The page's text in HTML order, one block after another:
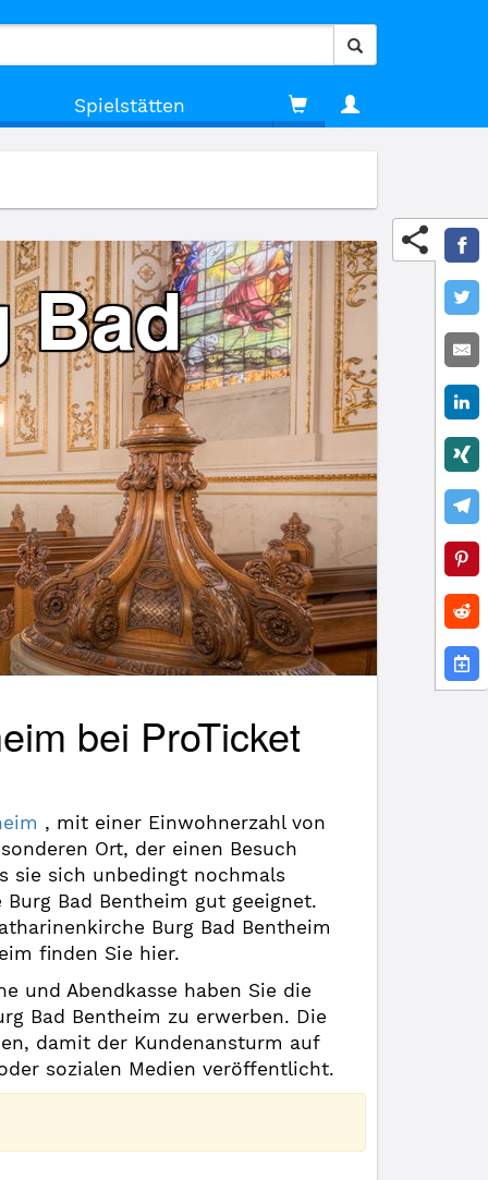
Spielstätten
Bad
bei ProTicket
, mit einer Einwohnerzahl von
Ort, der einen Besuch
sie sich unbedingt nochmals
Bad Bentheim gut geeignet.
Burg Bad Bentheim
finden Sie hier.
und Abendkasse haben Sie die
Bad Bentheim zu erwerben. Die
damit der Kundenansturm auf
sozialen Medien veröffentlicht.